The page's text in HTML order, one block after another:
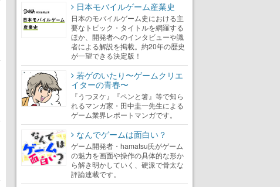
日本モバイルゲーム産業史
日本のモバイルゲーム史における主
要なトピック・タイトルを網羅する
ほか、開発者へのインタビューや識
者による解説を掲載。約20年の歴史
が一望できる決定版！
若ゲのいたり〜ゲームクリエ
イターの青春〜
『うつヌケ』『ペンと箸』等で知ら
れるマンガ家・田中圭一先生による
ゲーム業界レポートマンガです。
なんでゲームは面白い？
ゲーム開発者・hamatsu氏がゲーム
の魅力を画面や操作の具体的な形か
ら解き明かしていく、硬派で骨太な
評論連載です。